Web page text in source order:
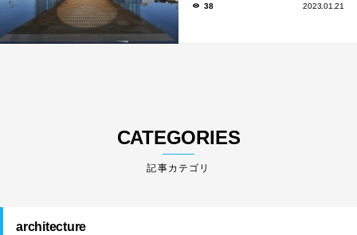
38 2023.01.21
CATEGORIES
architecture